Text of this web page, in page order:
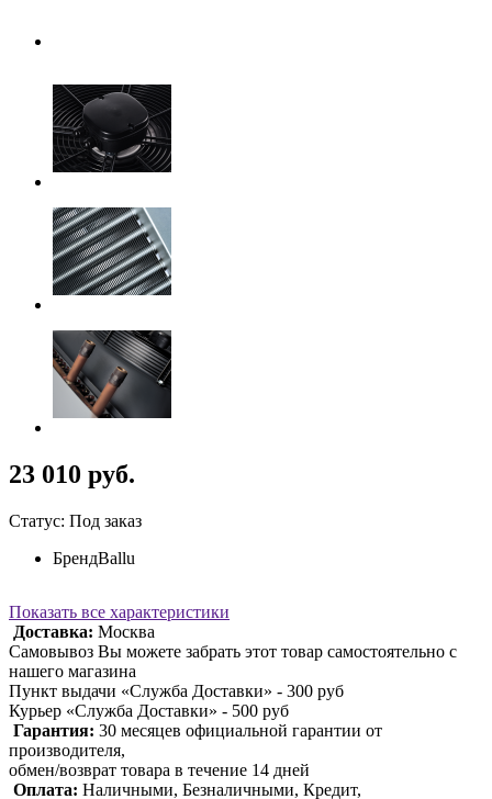
23 010 руб.
Статус: Под заказ
БрендBallu
Показать все характеристики
Доставка: Москва
Самовывоз Вы можете забрать этот товар самостоятельно с
нашего магазина
Пункт выдачи «Служба Доставки» - 300 руб
Курьер «Служба Доставки» - 500 руб
Гарантия: 30 месяцев официальной гарантии от
производителя,
обмен/возврат товара в течение 14 дней
Оплата: Наличными, Безналичными, Кредит,